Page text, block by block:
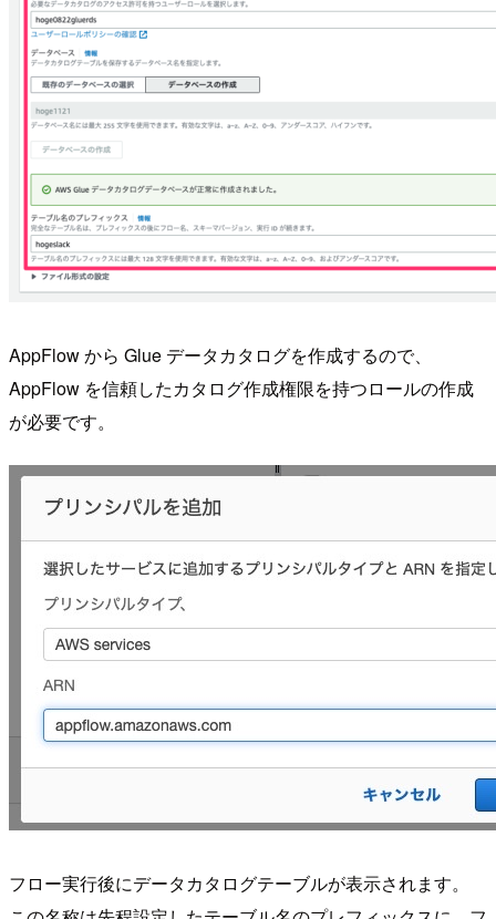
AppFlow から Glue データカタログを作成するので、
AppFlow を信頼したカタログ作成権限を持つロールの作成
が必要です。
フロー実行後にデータカタログテーブルが表示されます。